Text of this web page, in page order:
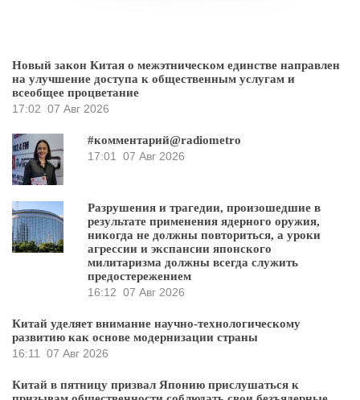
Новый закон Китая о межэтническом единстве направлен
на улучшение доступа к общественным услугам и
всеобщее процветание
17:02 07 Авг 2026
#комментарий@radiometro
17:01
07 Авг 2026
Разрушения и трагедии, произошедшие в
результате применения ядерного оружия,
никогда не должны повториться, а уроки
агрессии и экспансии японского
милитаризма должны всегда служить
предостережением
16:12 07 Авг 2026
Китай уделяет внимание научно-технологическому
развитию как основе модернизации страны
16:11
07 Авг 2026
Китай в пятницу призвал Японию прислушаться к